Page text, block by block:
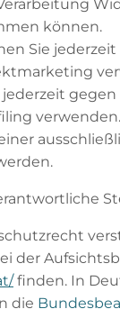
können.
Sie
verwenden.
der
finden. In
die